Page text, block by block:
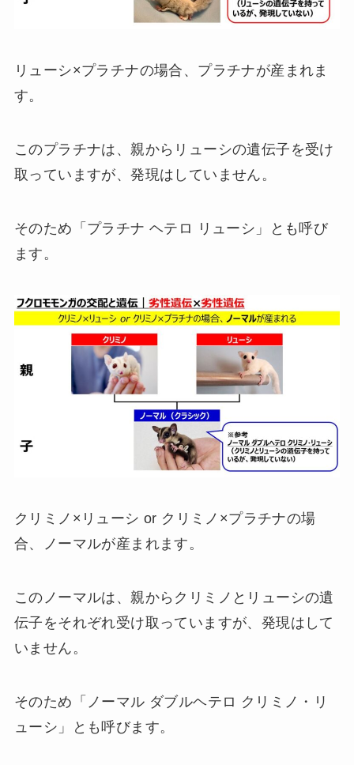
リューシ×プラチナの場合、プラチナが産まれま
す。
このプラチナは、親からリューシの遺伝子を受け
取っていますが、発現はしていません。
そのため「プラチナ ヘテロ リューシ」とも呼び
ます。
クリミノ×リューシ or クリミノ×プラチナの場
合、ノーマルが産まれます。
このノーマルは、親からクリミノとリューシの遺
伝子をそれぞれ受け取っていますが、発現はして
いません。
そのため「ノーマル ダブルヘテロ クリミノ・リ
ューシ」とも呼びます。